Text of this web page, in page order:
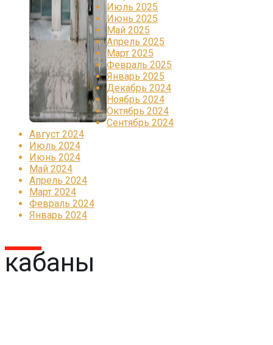
Июль 2025
Июнь 2025
Май 2025
Апрель 2025
Март 2025
Февраль 2025
Январь 2025
Декабрь 2024
Ноябрь 2024
Октябрь 2024
Сентябрь 2024
Август 2024
Июль 2024
Июнь 2024
Май 2024
Апрель 2024
Март 2024
Февраль 2024
Январь 2024
кабаны